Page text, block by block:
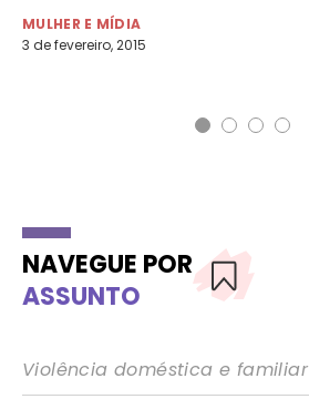
MULHER E MÍDIA
3 de fevereiro, 2015
NAVEGUE POR
ASSUNTO
Violência doméstica e familiar